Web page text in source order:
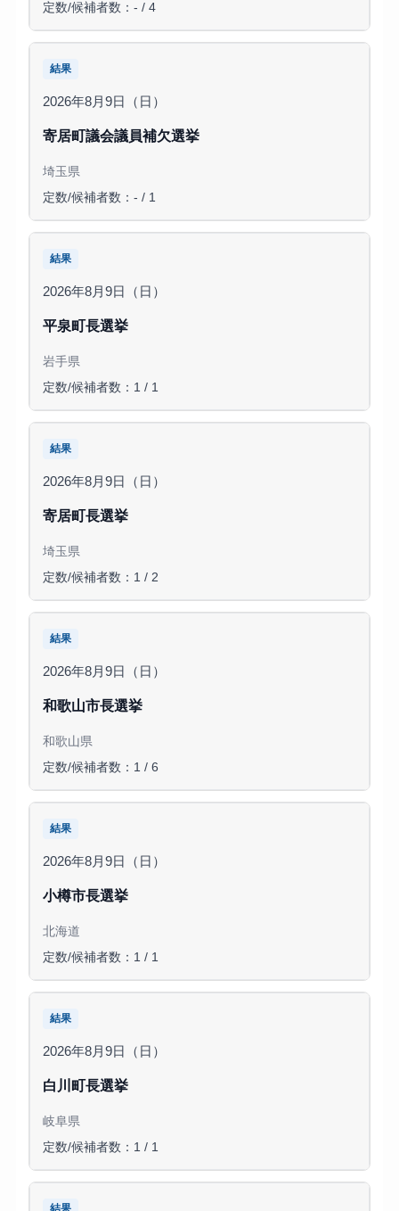
定数/候補者数：- / 4
結果
2026年8月9日（日）
寄居町議会議員補欠選挙
埼玉県
定数/候補者数：- / 1
結果
2026年8月9日（日）
平泉町長選挙
岩手県
定数/候補者数：1 / 1
結果
2026年8月9日（日）
寄居町長選挙
埼玉県
定数/候補者数：1 / 2
結果
2026年8月9日（日）
和歌山市長選挙
和歌山県
定数/候補者数：1 / 6
結果
2026年8月9日（日）
小樽市長選挙
北海道
定数/候補者数：1 / 1
結果
2026年8月9日（日）
白川町長選挙
岐阜県
定数/候補者数：1 / 1
結果